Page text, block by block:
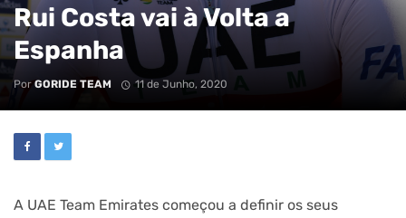
Rui Costa vai à Volta a
Espanha
Por GORIDE TEAM 11 de Junho, 2020
A UAE Team Emirates começou a definir os seus